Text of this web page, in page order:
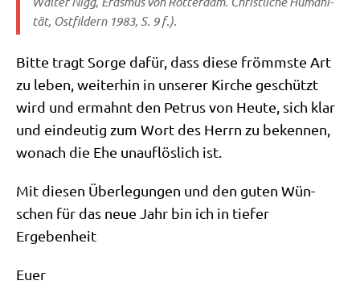
tät, Ost­fil­dern 1983, S. 9 f.).
Bit­te tragt Sor­ge dafür, dass die­se frömm­ste Art
zu leben, wei­ter­hin in unse­rer Kir­che geschützt
wird und ermahnt den Petrus von Heu­te, sich klar
und ein­deu­tig zum Wort des Herrn zu beken­nen,
wonach die Ehe unauf­lös­lich ist.
Mit die­sen Über­le­gun­gen und den guten Wün­
schen für das neue Jahr bin ich in tie­fer
Ergebenheit
Euer